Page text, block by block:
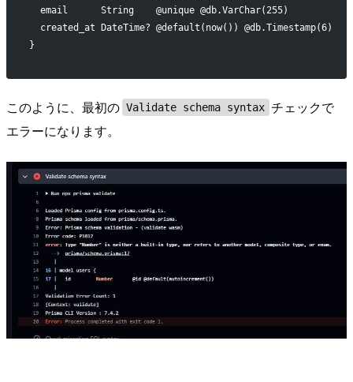
  email      String    @unique @db.VarChar(255)
  created_at DateTime? @default(now()) @db.Timestamp(6)
}
このように、最初の Validate schema syntax チェックで
エラーになります。